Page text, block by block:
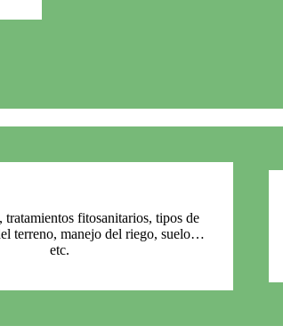
tratamientos fitosanitarios, tipos de
terreno, manejo del riego, suelo…
etc.